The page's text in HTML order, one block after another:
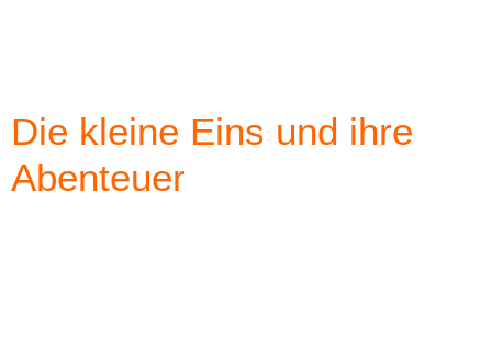
Die kleine Eins und ihre
Abenteuer